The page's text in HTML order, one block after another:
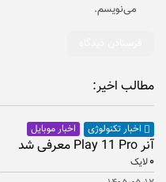
می‌نویسم.
مطالب اخیر:
اخبار تکنولوژی اخبار موبایل
آنر Play 11 Pro معرفی شد
۰لایک